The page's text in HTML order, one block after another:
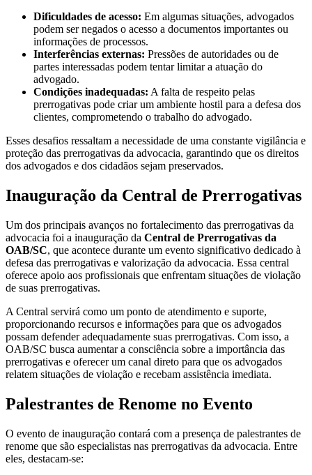
Dificuldades de acesso: Em algumas situações, advogados
podem ser negados o acesso a documentos importantes ou
informações de processos.
Interferências externas: Pressões de autoridades ou de
partes interessadas podem tentar limitar a atuação do
advogado.
Condições inadequadas: A falta de respeito pelas
prerrogativas pode criar um ambiente hostil para a defesa dos
clientes, comprometendo o trabalho do advogado.
Esses desafios ressaltam a necessidade de uma constante vigilância e
proteção das prerrogativas da advocacia, garantindo que os direitos
dos advogados e dos cidadãos sejam preservados.
Inauguração da Central de Prerrogativas
Um dos principais avanços no fortalecimento das prerrogativas da
advocacia foi a inauguração da Central de Prerrogativas da
OAB/SC, que acontece durante um evento significativo dedicado à
defesa das prerrogativas e valorização da advocacia. Essa central
oferece apoio aos profissionais que enfrentam situações de violação
de suas prerrogativas.
A Central servirá como um ponto de atendimento e suporte,
proporcionando recursos e informações para que os advogados
possam defender adequadamente suas prerrogativas. Com isso, a
OAB/SC busca aumentar a consciência sobre a importância das
prerrogativas e oferecer um canal direto para que os advogados
relatem situações de violação e recebam assistência imediata.
Palestrantes de Renome no Evento
O evento de inauguração contará com a presença de palestrantes de
renome que são especialistas nas prerrogativas da advocacia. Entre
eles, destacam-se: